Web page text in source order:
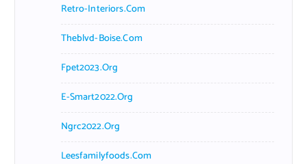
Retro-Interiors.com
Theblvd-Boise.com
Fpet2023.org
E-Smart2022.org
Ngrc2022.org
Leesfamilyfoods.com